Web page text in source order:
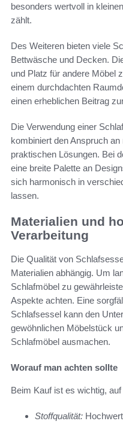
besonders wertvoll in
zählt.
Des Weiteren bieten viele
Bettwäsche und Decken.
und Platz für andere Möbel
einem durchdachten
einen erheblichen Beitrag
Die Verwendung einer
kombiniert den Anspruch
praktischen Lösungen. Bei
eine breite Palette an
sich harmonisch in
lassen.
Materialien und
Verarbeitung
Die Qualität von
Materialien abhängig. Um
Schlafmöbel zu
Aspekte achten. Eine
Schlafsessel kann den
gewöhnlichen Möbelstück
Schlafmöbel ausmachen.
Worauf man achten sollte
Beim Kauf ist es wichtig,
Stoffqualität: